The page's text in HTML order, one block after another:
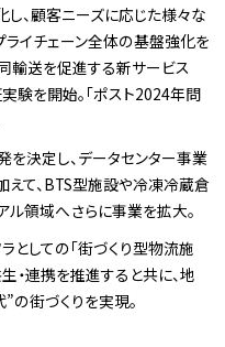
し、顧客ニーズに応じた様々な
ライチェーン全体の基盤強化を
輸送を促進する新サービス
験を開始。「ポスト2024年問
決定し、データセンター事業
て、BTS型施設や冷凍冷蔵倉
ル領域へさらに事業を拡大。
としての「街づくり型物流施
・連携を推進すると共に、地
の街づくりを実現。